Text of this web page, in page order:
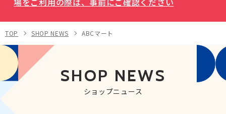
TOP SHOP NEWS ABCマート
SHOP NEWS
ショップニュース